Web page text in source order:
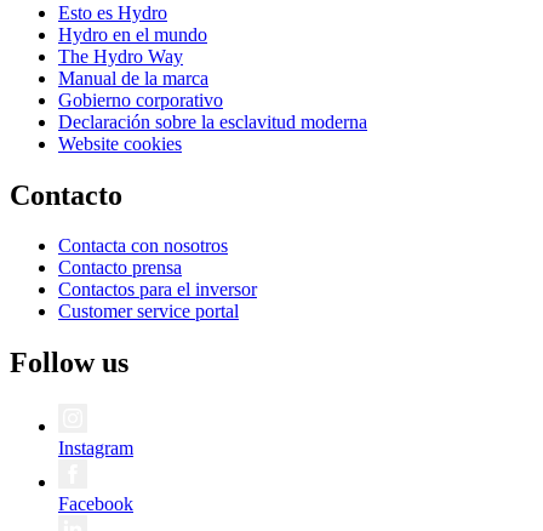
Esto es Hydro
Hydro en el mundo
The Hydro Way
Manual de la marca
Gobierno corporativo
Declaración sobre la esclavitud moderna
Website cookies
Contacto
Contacta con nosotros
Contacto prensa
Contactos para el inversor
Customer service portal
Follow us
Instagram
Facebook